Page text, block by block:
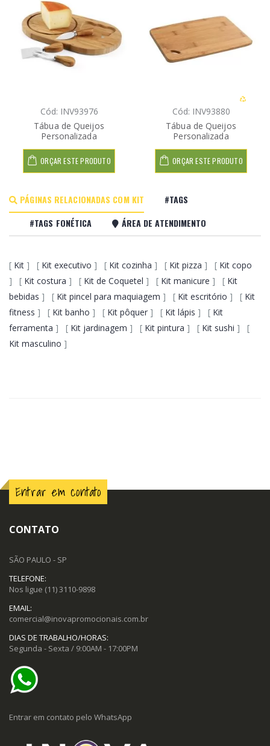
Cód: INV93976
Tábua de Queijos
Personalizada
ORÇAR ESTE PRODUTO
Cód: INV93880
Tábua de Queijos
Personalizada
ORÇAR ESTE PRODUTO
PÁGINAS RELACIONADAS COM KIT
#TAGS
#TAGS FONÉTICA
ÁREA DE ATENDIMENTO
[ Kit ] [ Kit executivo ] [ Kit cozinha ] [ Kit pizza ] [ Kit copo
] [ Kit costura ] [ Kit de Coquetel ] [ Kit manicure ] [ Kit
bebidas ] [ Kit pincel para maquiagem ] [ Kit escritório ] [ Kit
fitness ] [ Kit banho ] [ Kit pôquer ] [ Kit lápis ] [ Kit
ferramenta ] [ Kit jardinagem ] [ Kit pintura ] [ Kit sushi ] [
Kit masculino ]
Entrar em contato
CONTATO
SÃO PAULO - SP
TELEFONE:
Nos ligue (11) 3110-9898
EMAIL:
comercial@inovapromocionais.com.br
DIAS DE TRABALHO/HORAS:
Segunda - Sexta / 9:00AM - 17:00PM
Entrar em contato pelo WhatsApp